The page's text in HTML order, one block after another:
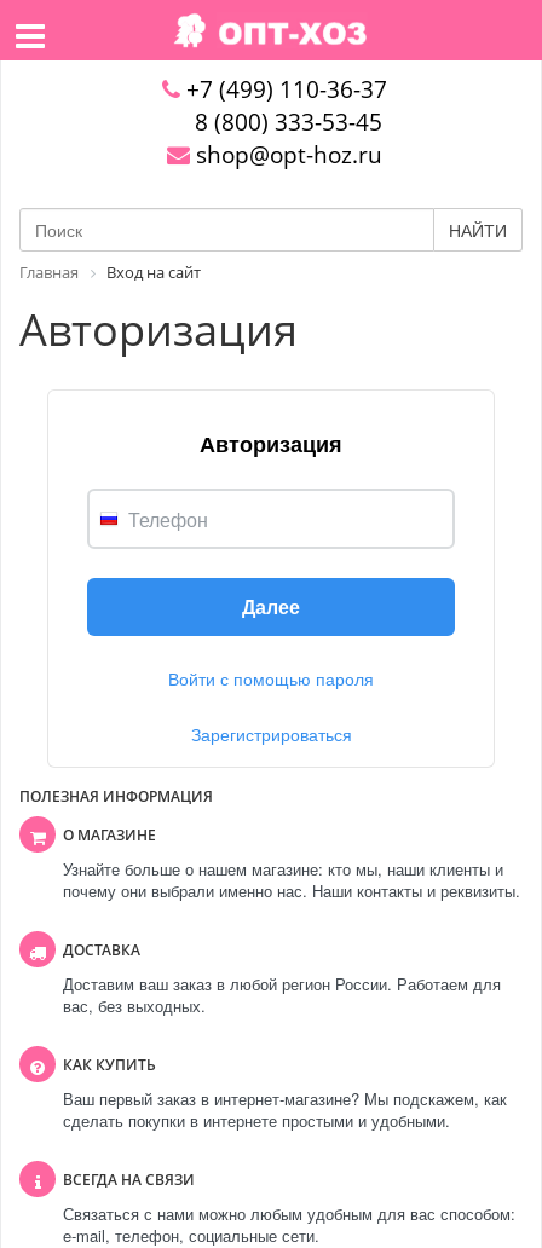
+7 (499) 110-36-37
8 (800) 333-53-45
shop@opt-hoz.ru
НАЙТИ
Главная Вход на сайт
Авторизация
Авторизация
Телефон
Далее
Войти с помощью пароля
Зарегистрироваться
ПОЛЕЗНАЯ ИНФОРМАЦИЯ
О МАГАЗИНЕ
Узнайте больше о нашем магазине: кто мы, наши клиенты и
почему они выбрали именно нас. Наши контакты и реквизиты.
ДОСТАВКА
Доставим ваш заказ в любой регион России. Работаем для
вас, без выходных.
КАК КУПИТЬ
Ваш первый заказ в интернет-магазине? Мы подскажем, как
сделать покупки в интернете простыми и удобными.
ВСЕГДА НА СВЯЗИ
Связаться с нами можно любым удобным для вас способом:
e-mail, телефон, социальные сети.